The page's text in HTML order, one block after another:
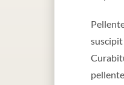
suscipit